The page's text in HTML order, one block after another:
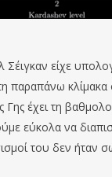
Σέιγκαν είχε
παραπάνω κλίμακα
Γης έχει τη
εύκολα να
του δεν ήταν